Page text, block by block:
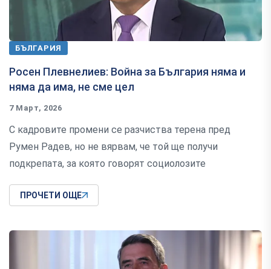
БЪЛГАРИЯ
Росен Плевнелиев: Война за България няма и
няма да има, не сме цел
7 Март, 2026
С кадровите промени се разчиства терена пред
Румен Радев, но не вярвам, че той ще получи
подкрепата, за която говорят социолозите
ПРОЧЕТИ ОЩЕ